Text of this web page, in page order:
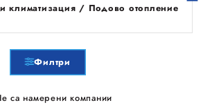
климатизация / Подово отопление
Филтри
са намерени компании